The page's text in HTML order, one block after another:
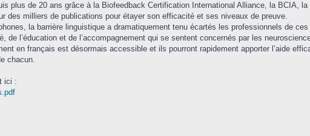
plus de 20 ans grâce à la Biofeedback Certification International Alliance, la BCIA,
des milliers de publications pour étayer son efficacité et ses niveaux de preuve.
la barrière linguistique a dramatiquement tenu écartés les professionnels de
de l’éducation et de l’accompagnement qui se sentent concernés par les
en français est désormais accessible et ils pourront rapidement apporter l’aide
chacun.
ici :